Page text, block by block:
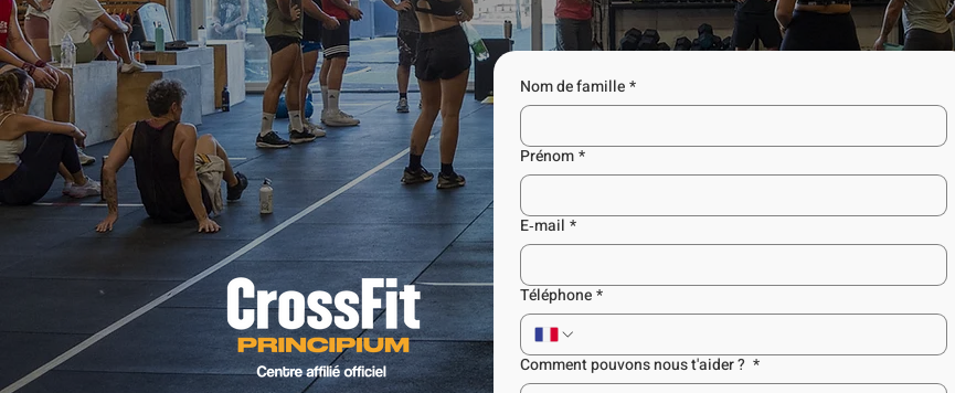
Nom de famille*
Prénom*
E‑mail *
Téléphone*
Comment pouvons nous t'aider ? *